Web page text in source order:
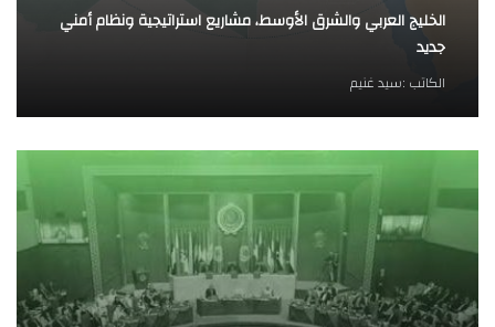
الخليج العربي والشرق الأوسط، مشاريع استراتيجية ونظام أمني
جديد
الكاتب :سيد غنيم